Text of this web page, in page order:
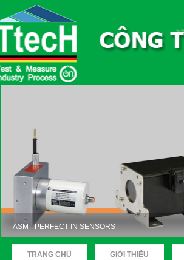
ASM - PERFECT IN SENSORS
TRANG CHỦ GIỚI THIỆU